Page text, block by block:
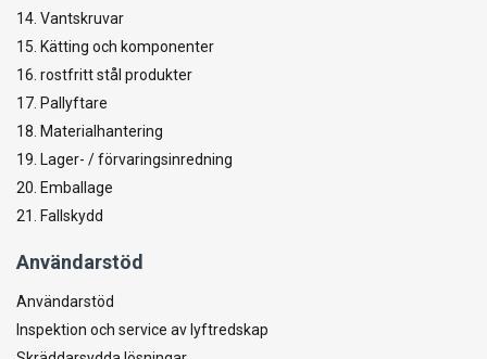
14. Vantskruvar
15. Kätting och komponenter
16. rostfritt stål produkter
17. Pallyftare
18. Materialhantering
19. Lager- / förvaringsinredning
20. Emballage
21. Fallskydd
Användarstöd
Användarstöd
Inspektion och service av lyftredskap